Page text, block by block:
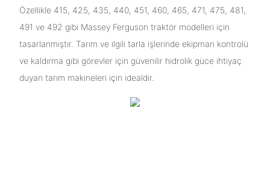
Özellikle 415, 425, 435, 440, 451, 460, 465, 471, 475, 481,
491 ve 492 gibi Massey Ferguson traktör modelleri için
tasarlanmıştır. Tarım ve ilgili tarla işlerinde ekipman kontrolü
ve kaldırma gibi görevler için güvenilir hidrolik güce ihtiyaç
duyan tarım makineleri için idealdir.